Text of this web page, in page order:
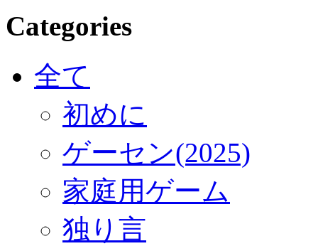
Categories
全て
初めに
ゲーセン(2025)
家庭用ゲーム
独り言